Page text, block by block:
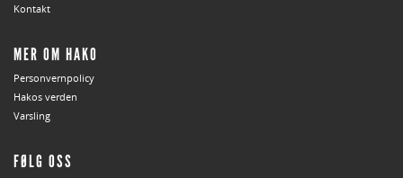
Kontakt
MER OM HAKO
Personvernpolicy
Hakos verden
Varsling
FØLG OSS